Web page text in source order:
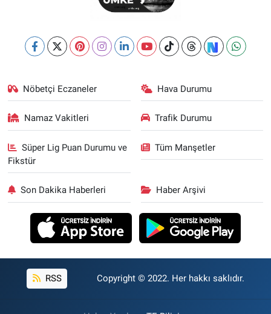
Nöbetçi Eczaneler Hava Durumu
Namaz Vakitleri Trafik Durumu
Süper Lig Puan Durumu ve
Fikstür
Tüm Manşetler
Son Dakika Haberleri Haber Arşivi
RSS Copyright © 2022. Her hakkı saklıdır.